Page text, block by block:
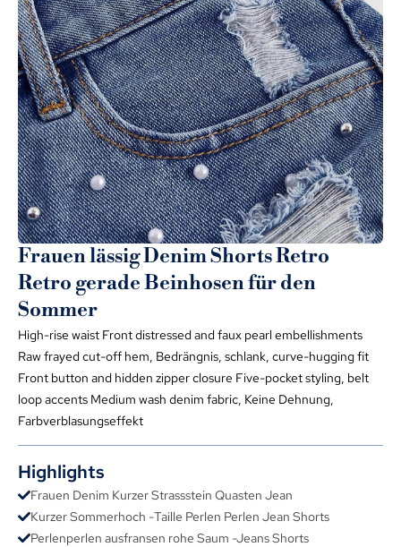
Frauen lässig Denim Shorts Retro
Retro gerade Beinhosen für den
Sommer
High-rise waist Front distressed and faux pearl embellishments
Raw frayed cut-off hem, Bedrängnis, schlank, curve-hugging fit
Front button and hidden zipper closure Five-pocket styling, belt
loop accents Medium wash denim fabric, Keine Dehnung,
Farbverblasungseffekt
Highlights
Frauen Denim Kurzer Strassstein Quasten Jean
Kurzer Sommerhoch -Taille Perlen Perlen Jean Shorts
Perlenperlen ausfransen rohe Saum -Jeans Shorts